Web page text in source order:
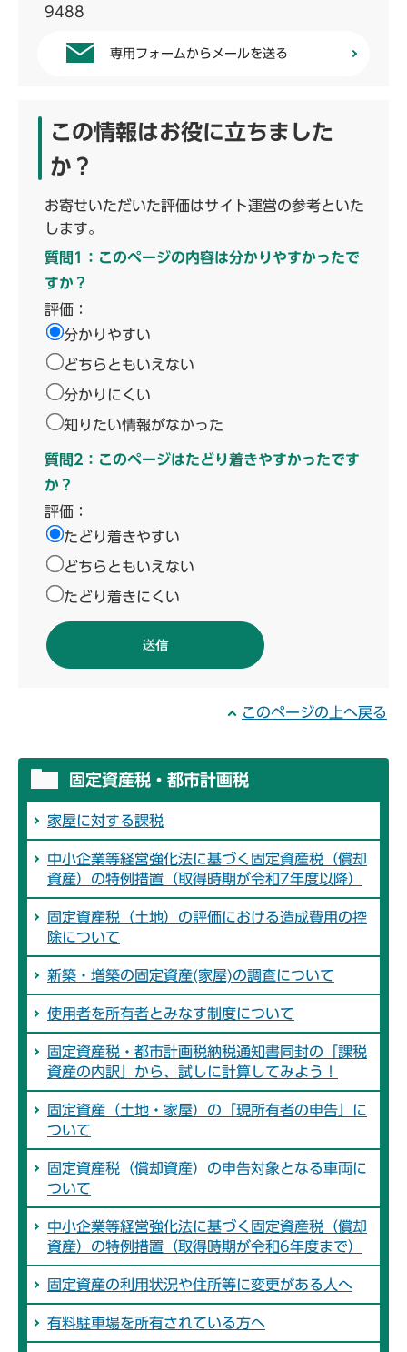
9488
専用フォームからメールを送る
この情報はお役に立ちました
か？
お寄せいただいた評価はサイト運営の参考といた
します。
質問1：このページの内容は分かりやすかったで
すか？
評価：
分かりやすい
どちらともいえない
分かりにくい
知りたい情報がなかった
質問2：このページはたどり着きやすかったです
か？
評価：
たどり着きやすい
どちらともいえない
たどり着きにくい
このページの上へ戻る
固定資産税・都市計画税
家屋に対する課税
中小企業等経営強化法に基づく固定資産税（償却
資産）の特例措置（取得時期が令和7年度以降）
固定資産税（土地）の評価における造成費用の控
除について
新築・増築の固定資産(家屋)の調査について
使用者を所有者とみなす制度について
固定資産税・都市計画税納税通知書同封の「課税
資産の内訳」から、試しに計算してみよう！
固定資産（土地・家屋）の「現所有者の申告」に
ついて
固定資産税（償却資産）の申告対象となる車両に
ついて
中小企業等経営強化法に基づく固定資産税（償却
資産）の特例措置（取得時期が令和6年度まで）
固定資産の利用状況や住所等に変更がある人へ
有料駐車場を所有されている方へ